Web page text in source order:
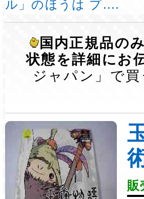
ル」のほうは プ....
国内正規品の
状態を詳細にお
ジャパン」で
販